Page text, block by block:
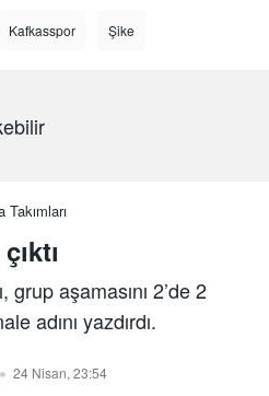
Kafkasspor Şike
Takımları
grup aşamasını 2’de 2
adını yazdırdı.
24 Nisan, 23:54